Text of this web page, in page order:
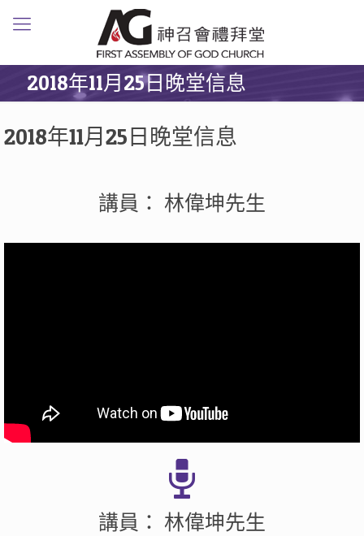
2018年11月25日晚堂信息
2018年11月25日晚堂信息
講員： 林偉坤先生
講員： 林偉坤先生